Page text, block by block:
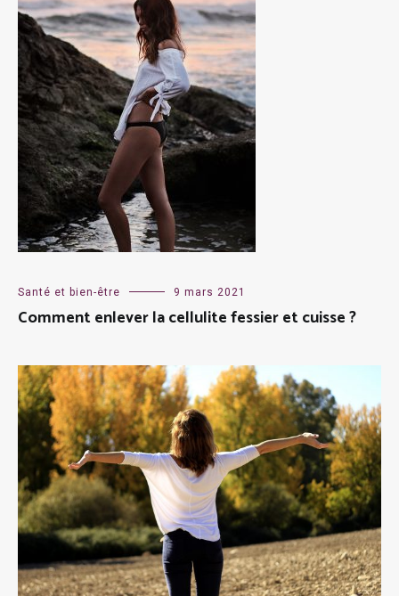
Santé et bien-être 9 mars 2021
Comment enlever la cellulite fessier et cuisse ?